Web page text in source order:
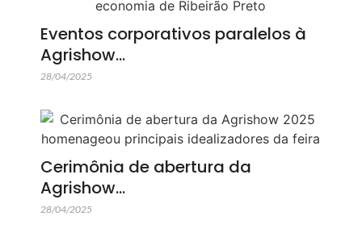
Eventos corporativos paralelos à
Agrishow…
28/04/2025
Cerimônia de abertura da
Agrishow…
28/04/2025